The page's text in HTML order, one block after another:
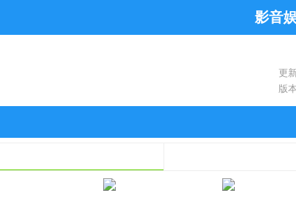
影音
更
版